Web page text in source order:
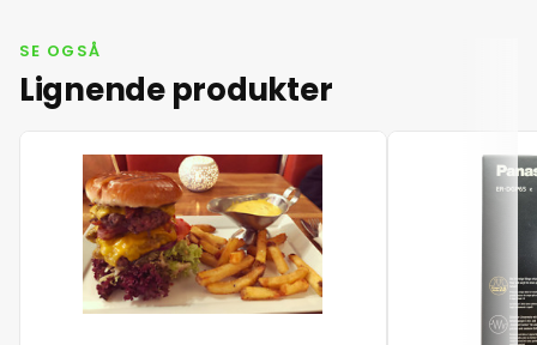
SE OGSÅ
Lignende produkter